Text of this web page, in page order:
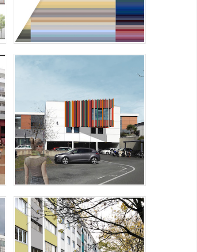
COUVERT DE L’ICAM
Réhabilitation du clos couvert de l’ICAM
LORIENT – QUARTIER BOIS DU
CHÂTEAU
Etude couleur sur 270 logements